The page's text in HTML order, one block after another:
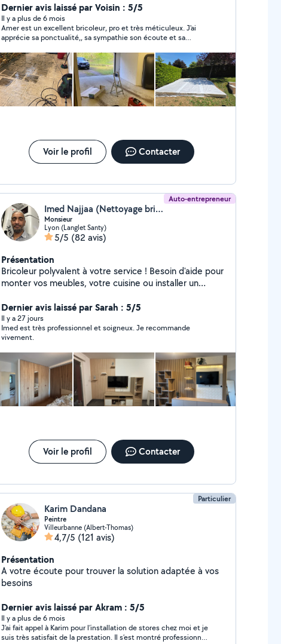
déménagement avec une grande qualité d'intervention
n'hésitez pas à me contacter merci
Dernier avis laissé par Voisin : 5/5
Il y a plus de 6 mois
Amer est un excellent bricoleur, pro et très méticuleux. J'ai
apprécie sa ponctualité,, sa sympathie son écoute et sa
grand merci à toi Amer et à d'autres aventures de bricolage. Je
vous le recommande vivement.
Voir le profil Contacter
Auto-entrepreneur
Imed Najjaa (Nettoyage bricolage)
Monsieur
Lyon (Langlet Santy)
5/5 (82 avis)
Présentation
Bricoleur polyvalent à votre service ! Besoin d'aide pour
monter vos meubles, votre cuisine ou installer un
toutes marques (IKEA, Conforama, Leroy Merlin)
Montage et installation de cuisines Installation de
luminaires et petits travaux de bricolage Soigneux,
ponctuel et expérimenté, je m'assure que tout soit fait
correctement et rapidement. Contactez-moi pour un
devis ou pour planifier votre projet !
Dernier avis laissé par Sarah : 5/5
Il y a 27 jours
Imed est très professionnel et soigneux. Je recommande
vivement.
Voir le profil Contacter
Particulier
Karim Dandana
Peintre
Villeurbanne (Albert-Thomas)
4,7/5 (121 avis)
Présentation
A votre écoute pour trouver la solution adaptée à vos
besoins
Dernier avis laissé par Akram : 5/5
Il y a plus de 6 mois
J’ai fait appel à Karim pour l’installation de stores chez moi et je
suis très satisfait de la prestation. Il s’est montré professionnel,